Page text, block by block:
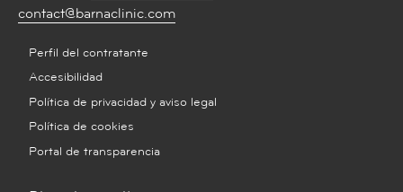
contact@barnaclinic.com
Perfil del contratante
Accesibilidad
Política de privacidad y aviso legal
Política de cookies
Portal de transparencia